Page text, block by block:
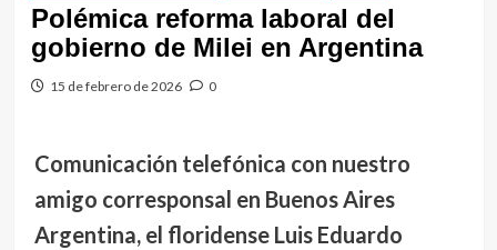
Polémica reforma laboral del
gobierno de Milei en Argentina
15 de febrero de 2026 0
Comunicación telefónica con nuestro
amigo corresponsal en Buenos Aires
Argentina, el floridense Luis Eduardo